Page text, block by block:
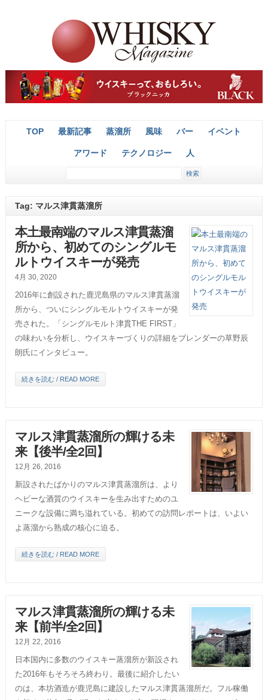
TOP 最新記事 蒸溜所 風味 バー イベント
アワード テクノロジー 人
Tag: マルス津貫蒸溜所
本土最南端のマルス津貫蒸溜
所から、初めてのシングルモ
ルトウイスキーが発売
4月 30, 2020
2016年に創設された鹿児島県のマルス津貫蒸溜
所から、ついにシングルモルトウイスキーが発
売された。「シングルモルト津貫THE FIRST」
の味わいを分析し、ウイスキーづくりの詳細をブレンダーの草野辰
朗氏にインタビュー。
続きを読む / READ MORE
マルス津貫蒸溜所の輝ける未
来【後半/全2回】
12月 26, 2016
新設されたばかりのマルス津貫蒸溜所は、より
ヘビーな酒質のウイスキーを生み出すためのユ
ニークな設備に満ち溢れている。初めての訪問レポートは、いよい
よ蒸溜から熟成の核心に迫る。
続きを読む / READ MORE
マルス津貫蒸溜所の輝ける未
来【前半/全2回】
12月 22, 2016
日本国内に多数のウイスキー蒸溜所が新設され
た2016年もそろそろ終わり。最後に紹介したい
のは、本坊酒造が鹿児島に建設したマルス津貫蒸溜所だ。フル稼働